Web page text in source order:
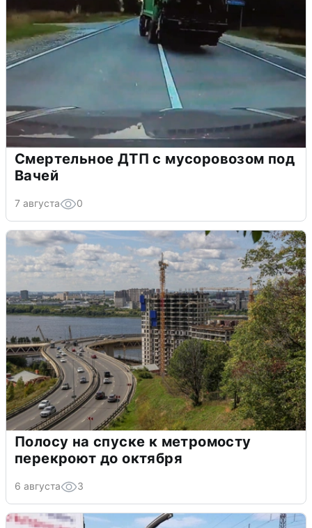
Смертельное ДТП с мусоровозом под
Вачей
7 августа 0
Полосу на спуске к метромосту
перекроют до октября
6 августа 3